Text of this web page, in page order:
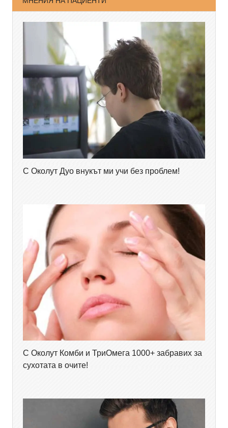
С Околут Дуо внукът ми учи без проблем!
С Околут Комби и ТриОмега 1000+ забравих за
сухотата в очите!